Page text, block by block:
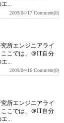
...
2009/04/17 Comment(0)
所エンジニアライ
こでは、＠IT自分
...
2009/04/16 Comment(0)
所エンジニアライ
こでは、＠IT自分
...